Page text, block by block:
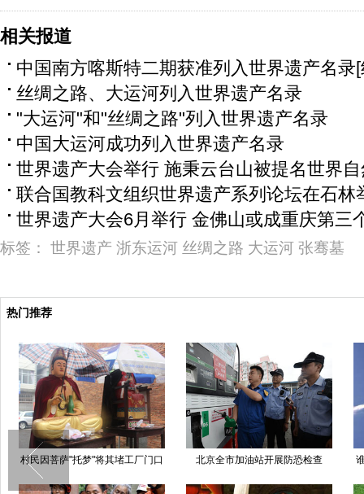
相关报道
中国南方喀斯特二期获准列入世界遗产名录
丝绸之路、大运河列入世界遗产名录
"大运河"和"丝绸之路"列入世界遗产名录
中国大运河成功列入世界遗产名录
世界遗产大会举行 施秉云台山被提名世界
联合国教科文组织世界遗产系列论坛在石林
世界遗产大会6月举行 金佛山或成重庆第三
标签： 世界遗产 浙东运河 丝绸之路 大运河 张骞墓
热门推荐
村民因菩萨"托梦"将其堵工厂门口 北京全市加油站开展防恐检查